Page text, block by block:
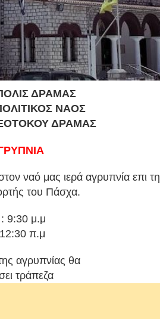
ΔΡΑΜΑΣ
ΝΑΟΣ
ΔΡΑΜΑΣ
ναό μας ιερά αγρυπνία επι τη
του Πάσχα.
9:30 μ.μ
π.μ
αγρυπνίας θα
τράπεζα